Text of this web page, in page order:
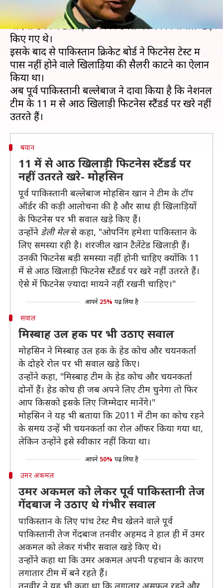
विश्व कप 2019 में पाकिस्तान के निराशाजनक प्रदर्शन के
बाद से उनके खिलाड़ियों की फिटनेस पर काफी सवाल खड़े
किए गए थे।
इसके बाद से पाकिस्तान क्रिकेट बोर्ड ने फिटनेस टेस्ट में
पास नहीं होने वाले खिलाड़ियों की सैलरी काटने का ऐलान
किया था।
अब पूर्व पाकिस्तानी बल्लेबाज ने दावा किया है कि नेशनल
टीम के 11 में से आठ खिलाड़ी फिटनेस स्टैंडर्ड पर खरे नहीं
बयान
11 में से आठ खिलाड़ी फिटनेस स्टैंडर्ड पर
नहीं उतरते खरे- मोहसिन
पूर्व पाकिस्तानी बल्लेबाज मोहसिन खान ने टीम के टॉप
ऑर्डर की कड़ी आलोचना की है और साथ ही खिलाड़ियों
के फिटनेस पर भी सवाल खड़े किए हैं।
उन्होंने डेली मेलसे कहा, "ओपनिंग हमेशा पाकिस्तान के
लिए समस्या रही है। शरजील खान टैलेंटेड खिलाड़ी हैं।
उनकी फिटनेस बड़ी समस्या नहीं होनी चाहिए क्योंकि 11
में से आठ खिलाड़ी फिटनेस स्टैंडर्ड पर खरे नहीं उतरते हैं।
ऐसे में फिटनेस ज़्यादा मायने नहीं रखनी चाहिए।"
आपने 25% पढ़ लिया है
सवाल
मिस्बाह उल हक पर भी उठाए सवाल
मोहसिन ने मिस्बाह उल हक के हेड कोच और चयनकर्ता
के दोहरे रोल पर भी सवाल खड़े किए।
उन्होंने कहा, "मिस्बाह टीम के हेड कोच और चयनकर्ता
दोनों हैं। हेड कोच ही जब अपने लिए टीम चुनेगा तो फिर
आप किसको इसके लिए जिम्मेदार मानेंगे।"
मोहसिन ने यह भी बताया कि 2011 में टीम का कोच रहने
के समय उन्हें भी चयनकर्ता का रोल ऑफर किया गया था,
लेकिन उन्होंने इसे स्वीकार नहीं किया था।
आपने 50% पढ़ लिया है
उमर अकमल
उमर अकमल को लेकर पूर्व पाकिस्तानी तेज
गेंदबाज ने उठाए थे गंभीर सवाल
पाकिस्तान के लिए पांच टेस्ट मैच खेलने वाले पूर्व
पाकिस्तानी तेज गेंदबाज तनवीर अहमद ने हाल ही में उमर
अकमल को लेकर गंभीर सवाल खड़े किए थे।
उन्होंने कहा था कि उमर अकमल अपनी पहचान के कारण
लगातार टीम में बने रहते हैं।
तनवीर ने यह भी कहा था कि लगातार असफल रहने और